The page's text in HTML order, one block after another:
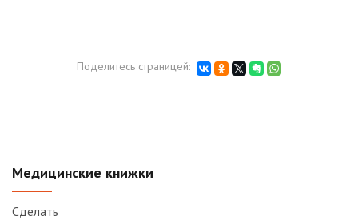
Поделитесь страницей:
Медицинские книжки
Сделать